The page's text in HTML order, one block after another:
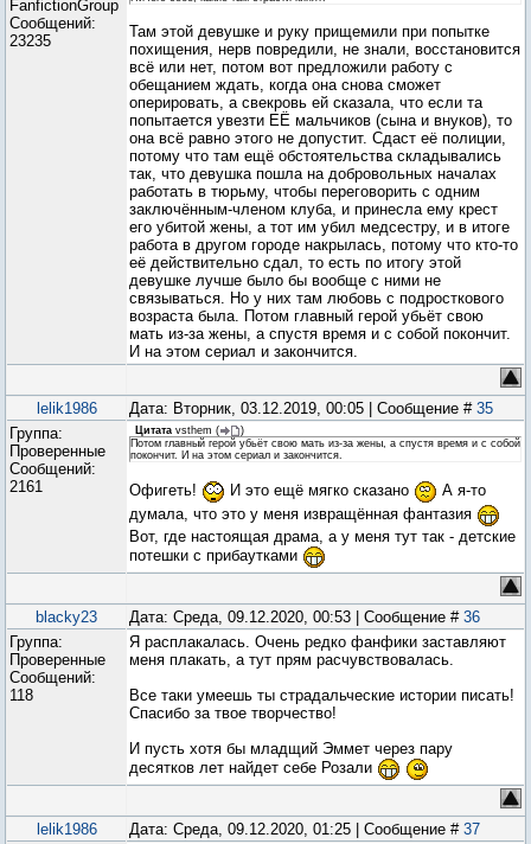
FanfictionGroup
Сообщений:
23235
Там этой девушке и руку прищемили при попытке
похищения, нерв повредили, не знали, восстановится
всё или нет, потом вот предложили работу с
обещанием ждать, когда она снова сможет
оперировать, а свекровь ей сказала, что если та
попытается увезти ЕЁ мальчиков (сына и внуков), то
она всё равно этого не допустит. Сдаст её полиции,
потому что там ещё обстоятельства складывались
так, что девушка пошла на добровольных началах
работать в тюрьму, чтобы переговорить с одним
заключённым-членом клуба, и принесла ему крест
его убитой жены, а тот им убил медсестру, и в итоге
работа в другом городе накрылась, потому что кто-то
её действительно сдал, то есть по итогу этой
девушке лучше было бы вообще с ними не
связываться. Но у них там любовь с подросткового
возраста была. Потом главный герой убьёт свою
мать из-за жены, а спустя время и с собой покончит.
И на этом сериал и закончится.
lelik1986 Дата: Вторник, 03.12.2019, 00:05 | Сообщение # 35
Группа:
Проверенные
Сообщений:
2161
Цитата vsthem (
)
Потом главный герой убьёт свою мать из-за жены, а спустя время и с собой
покончит. И на этом сериал и закончится.
Офигеть! И это ещё мягко сказано
А я-то
думала, что это у меня извращённая фантазия
Вот, где настоящая драма, а у меня тут так - детские
потешки с прибаутками
blacky23 Дата: Среда, 09.12.2020, 00:53 | Сообщение # 36
Группа:
Проверенные
Сообщений:
118
Я расплакалась. Очень редко фанфики заставляют
меня плакать, а тут прям расчувствовалась.
Все таки умеешь ты страдальческие истории писать!
Спасибо за твое творчество!
И пусть хотя бы младщий Эммет через пару
десятков лет найдет себе Розали
lelik1986 Дата: Среда, 09.12.2020, 01:25 | Сообщение # 37